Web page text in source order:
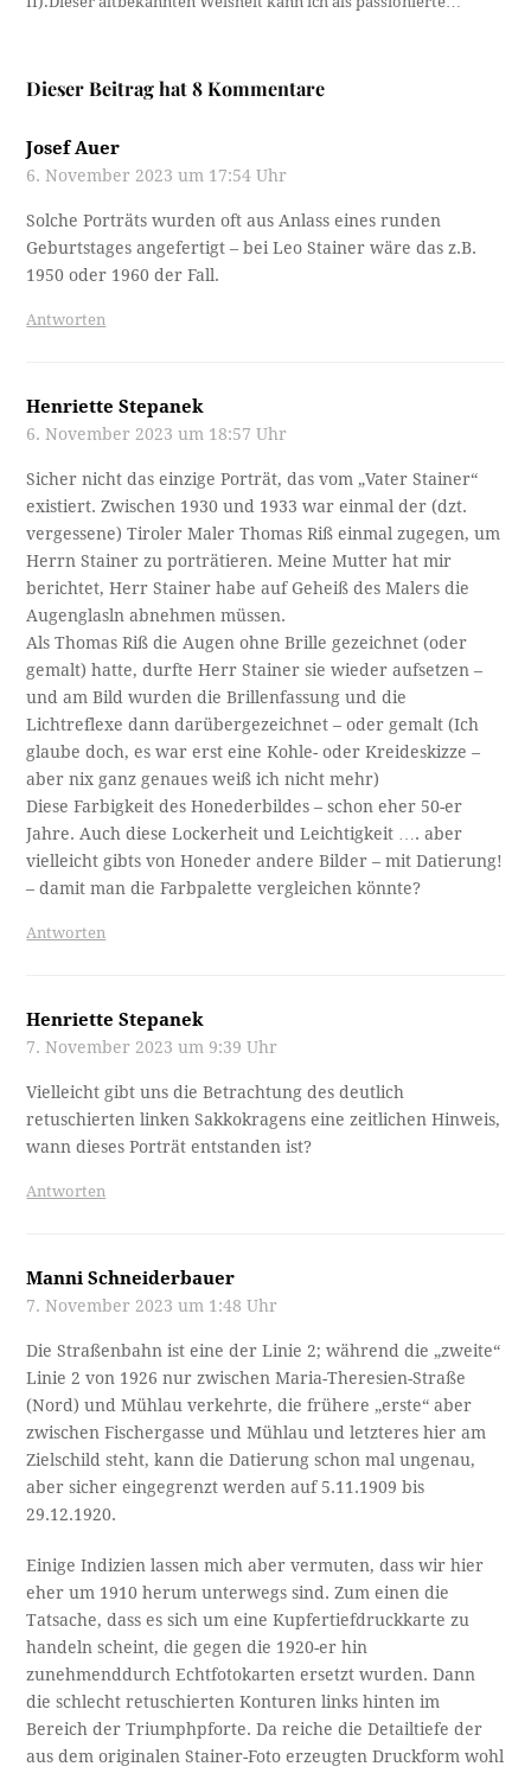
Dieser Beitrag hat 8 Kommentare
Josef Auer
6. November 2023 um 17:54 Uhr
Solche Porträts wurden oft aus Anlass eines runden
Geburtstages angefertigt – bei Leo Stainer wäre das z.B.
1950 oder 1960 der Fall.
Antworten
Henriette Stepanek
6. November 2023 um 18:57 Uhr
Sicher nicht das einzige Porträt, das vom „Vater Stainer“
existiert. Zwischen 1930 und 1933 war einmal der (dzt.
vergessene) Tiroler Maler Thomas Riß einmal zugegen, um
Herrn Stainer zu porträtieren. Meine Mutter hat mir
berichtet, Herr Stainer habe auf Geheiß des Malers die
Augenglasln abnehmen müssen.
Als Thomas Riß die Augen ohne Brille gezeichnet (oder
gemalt) hatte, durfte Herr Stainer sie wieder aufsetzen –
und am Bild wurden die Brillenfassung und die
Lichtreflexe dann darübergezeichnet – oder gemalt (Ich
glaube doch, es war erst eine Kohle- oder Kreideskizze –
aber nix ganz genaues weiß ich nicht mehr)
Diese Farbigkeit des Honederbildes – schon eher 50-er
Jahre. Auch diese Lockerheit und Leichtigkeit …. aber
vielleicht gibts von Honeder andere Bilder – mit Datierung!
– damit man die Farbpalette vergleichen könnte?
Antworten
Henriette Stepanek
7. November 2023 um 9:39 Uhr
Vielleicht gibt uns die Betrachtung des deutlich
retuschierten linken Sakkokragens eine zeitlichen Hinweis,
wann dieses Porträt entstanden ist?
Antworten
Manni Schneiderbauer
7. November 2023 um 1:48 Uhr
Die Straßenbahn ist eine der Linie 2; während die „zweite“
Linie 2 von 1926 nur zwischen Maria-Theresien-Straße
(Nord) und Mühlau verkehrte, die frühere „erste“ aber
zwischen Fischergasse und Mühlau und letzteres hier am
Zielschild steht, kann die Datierung schon mal ungenau,
aber sicher eingegrenzt werden auf 5.11.1909 bis
29.12.1920.
Einige Indizien lassen mich aber vermuten, dass wir hier
eher um 1910 herum unterwegs sind. Zum einen die
Tatsache, dass es sich um eine Kupfertiefdruckkarte zu
handeln scheint, die gegen die 1920-er hin
zunehmenddurch Echtfotokarten ersetzt wurden. Dann
die schlecht retuschierten Konturen links hinten im
Bereich der Triumphpforte. Da reiche die Detailtiefe der
aus dem originalen Stainer-Foto erzeugten Druckform wohl